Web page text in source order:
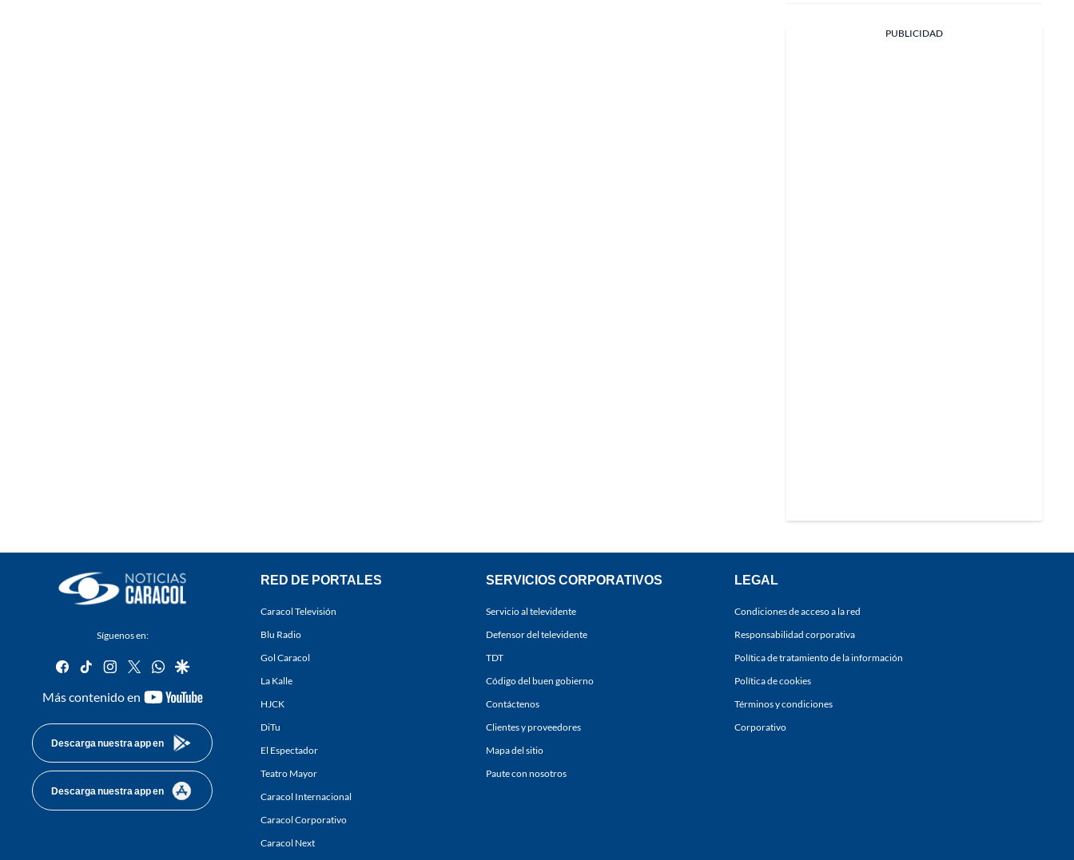
PUBLICIDAD
Síguenos en:
facebook
tiktok instagram
twitterwhatsapp
google
Más contenido en
youtube-
Descarga nuestra app en
Descarga nuestra app en
RED DE PORTALES
Caracol Televisión
Blu Radio
Gol Caracol
La Kalle
HJCK
DiTu
El Espectador
Teatro Mayor
Caracol Internacional
Caracol Corporativo
Caracol Next
SERVICIOS CORPORATIVOS
Servicio al televidente
Defensor del televidente
TDT
Código del buen gobierno
Contáctenos
Clientes y proveedores
Mapa del sitio
Paute con nosotros
LEGAL
Condiciones de acceso a la red
Responsabilidad corporativa
Política de tratamiento de la información
Política de cookies
Términos y condiciones
Corporativo